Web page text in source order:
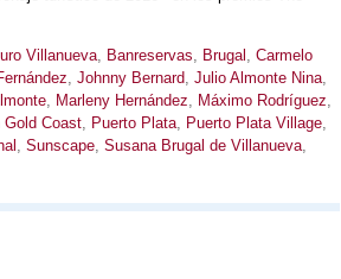
Villanueva, Banreservas, Brugal , Carmelo
, Johnny Bernard, Julio Almonte Nina,
, Marleny Hernández, Máximo Rodríguez,
Gold Coast, Puerto Plata, Puerto Plata Village,
, Sunscape, Susana Brugal de Villanueva,